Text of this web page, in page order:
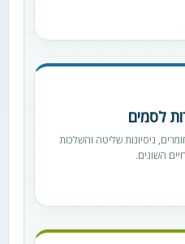
לסמים
ניסיונות שליטה והשלכות
השונים.